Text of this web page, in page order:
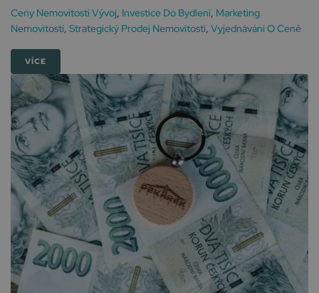
Ceny Nemovitostí Vývoj, Investice Do Bydlení, Marketing
Nemovitostí, Strategický Prodej Nemovitosti, Vyjednávání O Ceně
VÍCE